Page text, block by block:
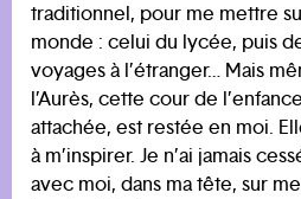
traditionnel, pour me mettre
monde : celui du lycée, puis
voyages à l’étranger… Mais
l’Aurès, cette cour de
attachée, est restée en moi.
à m’inspirer. Je n’ai jamais
avec moi, dans ma tête, sur